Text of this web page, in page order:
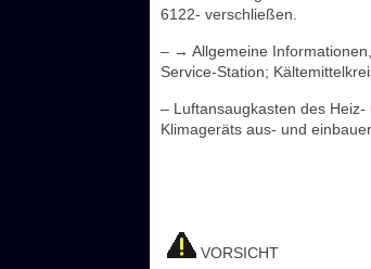
6122- verschließen.
– → Allgemeine
Service-Station;
– Luftansaugkasten des
Klimageräts aus- und
VORSICHT